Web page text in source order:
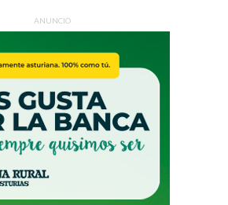
ANUNCIO